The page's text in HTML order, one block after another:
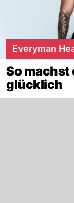
Everyman
So machst
glücklich